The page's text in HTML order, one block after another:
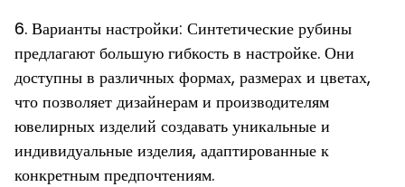
6. Варианты настройки: Синтетические рубины
предлагают большую гибкость в настройке. Они
доступны в различных формах, размерах и цветах,
что позволяет дизайнерам и производителям
ювелирных изделий создавать уникальные и
индивидуальные изделия, адаптированные к
конкретным предпочтениям.